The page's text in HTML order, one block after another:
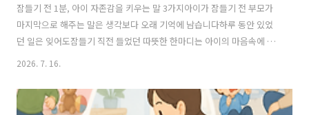
잠들기 전 1분, 아이 자존감을 키우는 말 3가지아이가 잠들기 전 부모가
마지막으로 해주는 말은 생각보다 오래 기억에 남습니다하루 동안 있었
던 일은 잊어도잠들기 직전 들었던 따뜻한 한마디는 아이의 마음속에 오
늘은 잠들기 전 1분이면 충분한 부모의 대화법을 소개합니다잠들기 전
대화가 중요한 이유잠자리에 들기 전은 하루를 마무리하는 시간입니다
2026. 7. 16.